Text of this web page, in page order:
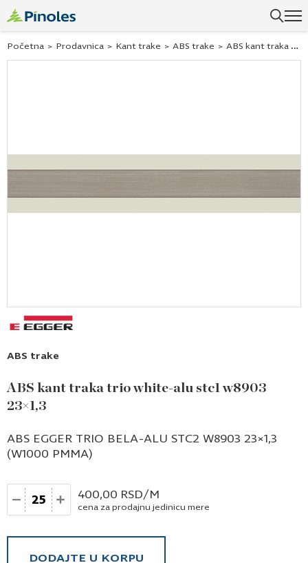
Početna > Prodavnica > Kant trake > ABS trake > ABS kant traka trio white-alu stc1 w8903 23×1,3
ABS trake
ABS kant traka trio white-alu stc1 w8903
23×1,3
ABS EGGER TRIO BELA-ALU STC2 W8903 23×1,3
(W1000 PMMA)
Količina 400,00 RSD/M
cena za prodajnu jedinicu mere
DODAJTE U KORPU